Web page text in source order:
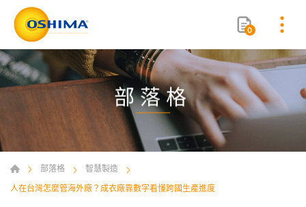
0
部落格
部落格
智慧製造
人在台灣怎麼管海外廠？成衣廠靠數字看懂跨國生產進度